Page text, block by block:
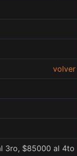
volver
3ro, $85000 al 4to